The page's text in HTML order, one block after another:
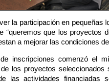
la participación en pequeñas
“queremos que los proyectos
a mejorar las condiciones
inscripciones comenzó el
de los proyectos
las actividades